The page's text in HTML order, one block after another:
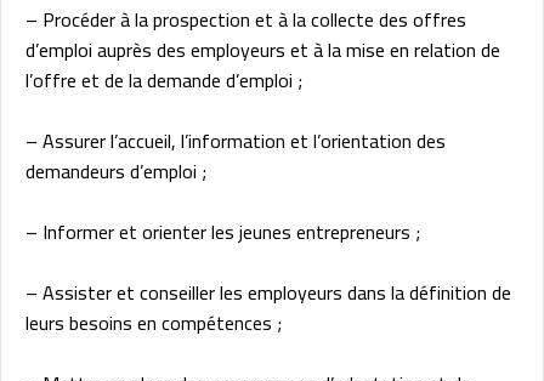
– Procéder à la prospection et à la collecte des offres
d’emploi auprès des employeurs et à la mise en relation de
l’offre et de la demande d’emploi ;
– Assurer l’accueil, l’information et l’orientation des
demandeurs d’emploi ;
– Informer et orienter les jeunes entrepreneurs ;
– Assister et conseiller les employeurs dans la définition de
leurs besoins en compétences ;